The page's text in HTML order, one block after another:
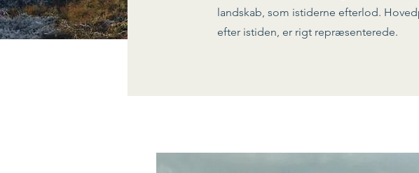
landskab, som istiderne efterlod.
efter istiden, er rigt repræsenterede.